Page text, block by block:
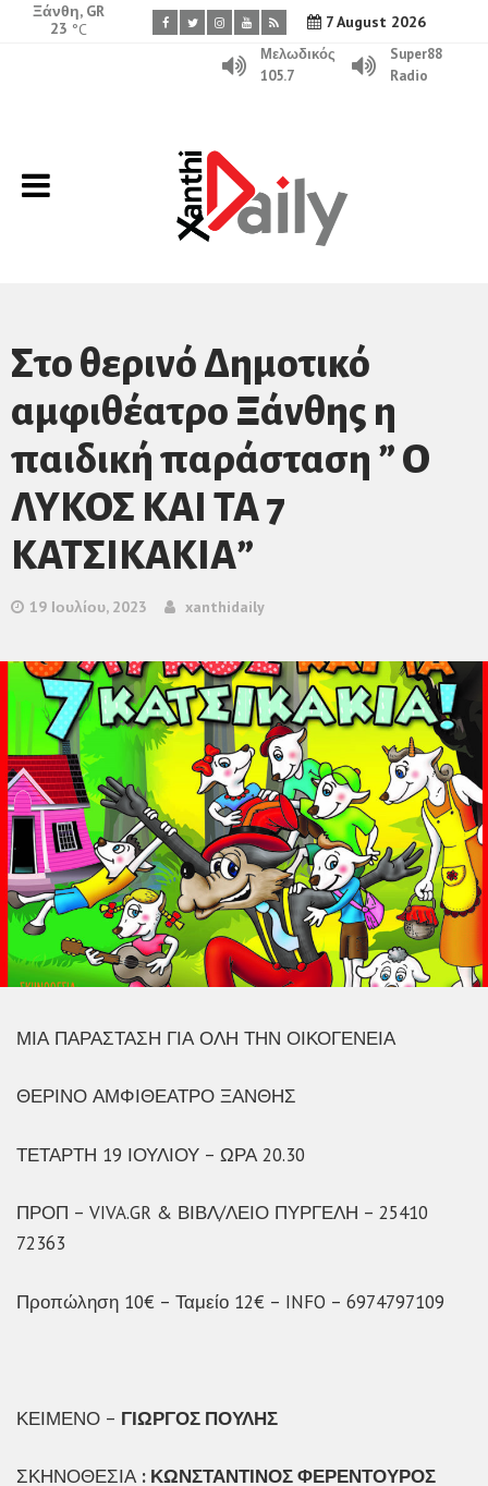
7 August 2026
Ξάνθη, GR
23 °C
Μελωδικός
105.7
Super88
Radio
Στο θερινό Δημοτικό
αμφιθέατρο Ξάνθης η
παιδική παράσταση ” Ο
ΛΥΚΟΣ ΚΑΙ ΤΑ 7
ΚΑΤΣΙΚΑΚΙΑ”
19 Ιουλίου, 2023 xanthidaily
ΜΙΑ ΠΑΡΑΣΤΑΣΗ ΓΙΑ ΟΛΗ ΤΗΝ ΟΙΚΟΓΕΝΕΙΑ
ΘΕΡΙΝΟ ΑΜΦΙΘΕΑΤΡΟ ΞΑΝΘΗΣ
ΤΕΤΑΡΤΗ 19 ΙΟΥΛΙΟΥ – ΩΡΑ 20.30
ΠΡΟΠ – VIVA.GR & ΒΙΒΛ/ΛΕΙΟ ΠΥΡΓΕΛΗ – 25410
72363
Προπώληση 10€ – Ταμείο 12€ – INFO – 6974797109
ΚΕΙΜΕΝΟ – ΓΙΩΡΓΟΣ ΠΟΥΛΗΣ
ΣΚΗΝΟΘΕΣΙΑ: ΚΩΝΣΤΑΝΤΙΝΟΣ ΦΕΡΕΝΤΟΥΡΟΣ